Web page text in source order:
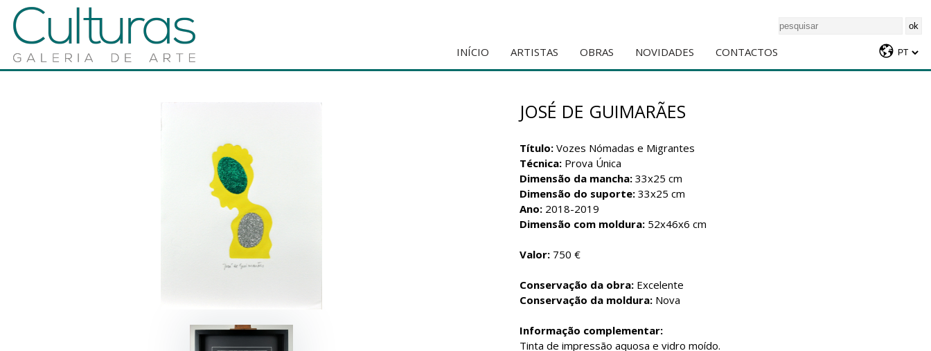
INÍCIO ARTISTAS OBRAS NOVIDADES CONTACTOS
JOSÉ DE GUIMARÃES
Título: Vozes Nómadas e Migrantes
Técnica: Prova Única
Dimensão da mancha: 33x25 cm
Dimensão do suporte: 33x25 cm
Ano: 2018-2019
Dimensão com moldura: 52x46x6 cm
Valor: 750 €
Conservação da obra: Excelente
Conservação da moldura: Nova
Informação complementar:
Tinta de impressão aquosa e vidro moído.